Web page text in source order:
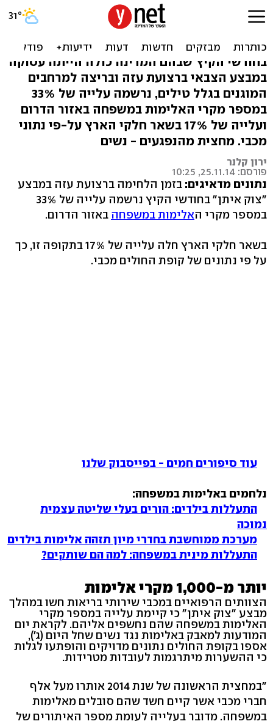
אלימות במשפחה בדרום
בחודשי הקיץ שבהם המדינה כולה הייתה עסוקה
במבצע הצבאי ברצועת עזה ובריצה למרחבים
המוגנים בגלל טילים, נרשמה עלייה של 33%
במספר מקרי האלימות במשפחה באזור הדרום
ועלייה של 17% בשאר חלקי הארץ על-פי נתוני
מכבי. מחצית מהנפגעים - נשים
ירון קלנר
פורסם: 25.11.14, 10:25
נתונים מדאיגים: בזמן הלחימה ברצועת עזה במבצע
"צוק איתן" בחודשי הקיץ נרשמה עלייה של 33%
במספר מקרי האלימות במשפחה באזור הדרום.
בשאר חלקי הארץ חלה עלייה של 17% בתקופה זו, כך
על פי נתונים של קופת החולים מכבי.
עוד סיפורים חמים - בפייסבוק שלנו
נלחמים באלימות במשפחה:
התעללות בילדים: הורים בעלי שליטה עצמית
נמוכה
מערכת ממוחשבת בחדרי מיון תזהה אלימות בילדים
התעללות מינית במשפחה: למה הם שותקים?
יותר מ-1,000 מקרי אלימות
הצוותים הרפואיים במכבי שירותי בריאות חשו במהלך
מבצע "צוק איתן" כי קיימת עלייה במספר מקרי
האלימות במשפחה שהם נחשפים אליהם. לקראת יום
המודעות למאבק באלימות נגד נשים שחל היום (ג'),
אספו בקופת החולים נתונים מדויקים והופתעו לגלות
כי ההשערות מיתרגמות לעובדות מטרידות.
"במחצית הראשונה של שנת 2014 אותרו מעל אלף
חברי מכבי אשר קיים חשד שהם סובלים מאלימות
במשפחה. מדובר בעלייה לעומת מספר האיתורים של